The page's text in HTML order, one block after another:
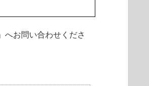
お問い合わせくださ